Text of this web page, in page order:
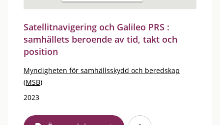
Satellitnavigering och Galileo PRS :
samhällets beroende av tid, takt och
position
Myndigheten för samhällsskydd och beredskap
(MSB)
2023